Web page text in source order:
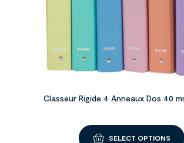
Classeur Rigide 4 Anneaux Dos 40
SELECT OPTIONS